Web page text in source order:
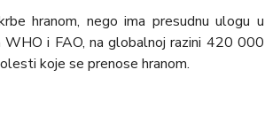
hranom, nego ima presudnu ulogu u
WHO i FAO, na globalnoj razini 420 000
koje se prenose hranom.